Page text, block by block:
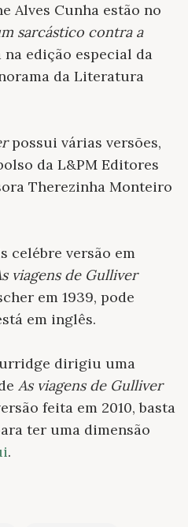
Alves Cunha estão no
sarcástico contra a
edição especial da
da Literatura
possui várias versões,
da L&PM Editores
Therezinha Monteiro
celébre versão em
viagens de Gulliver
em 1939, pode
em inglês.
dirigiu uma
As viagens de Gulliver
feita em 2010, basta
ter uma dimensão
.